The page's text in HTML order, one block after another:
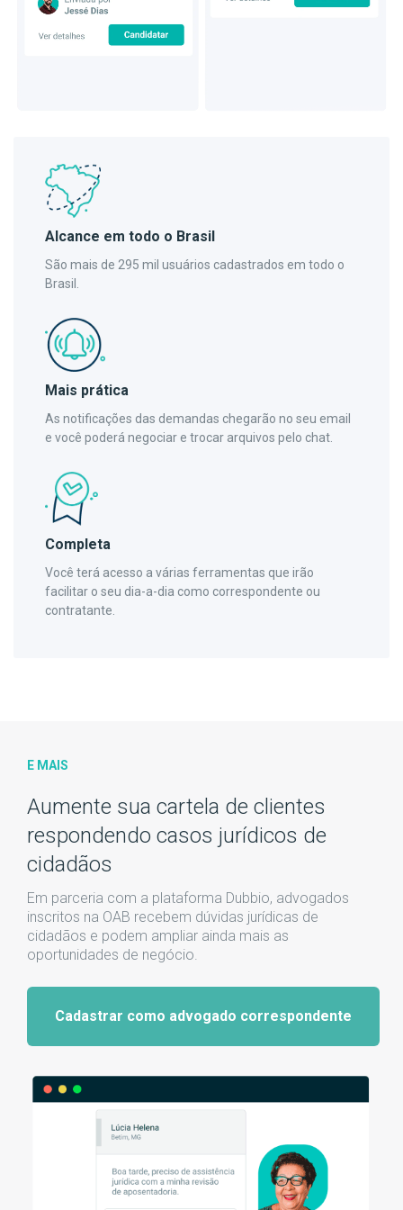
Alcance em todo o Brasil
São mais de 295 mil usuários cadastrados em todo o
Brasil.
Mais prática
As notificações das demandas chegarão no seu email
e você poderá negociar e trocar arquivos pelo chat.
Completa
Você terá acesso a várias ferramentas que irão
facilitar o seu dia-a-dia como correspondente ou
contratante.
E MAIS
Aumente sua cartela de clientes
respondendo casos jurídicos de
cidadãos
Em parceria com a plataforma Dubbio, advogados
inscritos na OAB recebem dúvidas jurídicas de
cidadãos e podem ampliar ainda mais as
oportunidades de negócio.
Cadastrar como advogado correspondente